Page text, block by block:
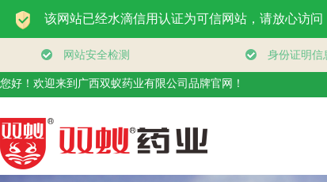
您好！欢迎来到广西双蚁药业有限公司品牌官网！